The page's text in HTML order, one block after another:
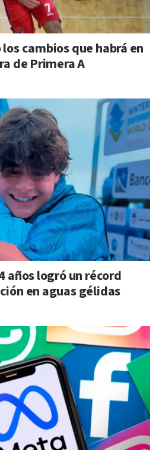
cambios que habrá en
de Primera A
años logró un récord
en aguas gélidas